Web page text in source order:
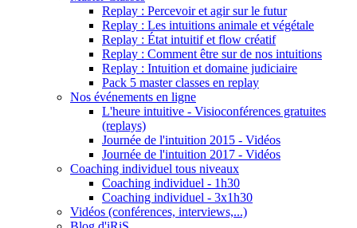
Replay : Percevoir et agir sur le futur
Replay : Les intuitions animale et végétale
Replay : État intuitif et flow créatif
Replay : Comment être sur de nos intuitions
Replay : Intuition et domaine judiciaire
Pack 5 master classes en replay
Nos événements en ligne
L'heure intuitive - Visioconférences gratuites
(replays)
Journée de l'intuition 2015 - Vidéos
Journée de l'intuition 2017 - Vidéos
Coaching individuel tous niveaux
Coaching individuel - 1h30
Coaching individuel - 3x1h30
Vidéos (conférences, interviews,...)